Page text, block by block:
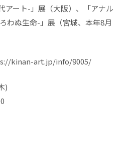
アート-」展（大阪）、「アナル
わぬ生命-」展（宮城、本年8月
kinan-art.jp/info/9005/
)